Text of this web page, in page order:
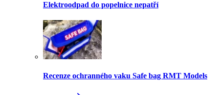
Elektroodpad do popelnice nepatří
Recenze ochranného vaku Safe bag RMT Models